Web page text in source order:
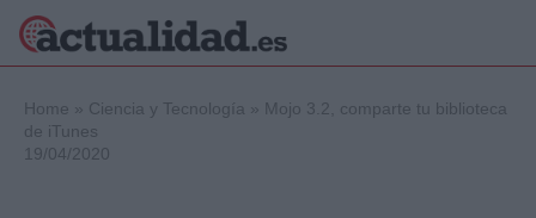
Home » Ciencia y Tecnología » Mojo 3.2, comparte tu biblioteca
de iTunes
19/04/2020